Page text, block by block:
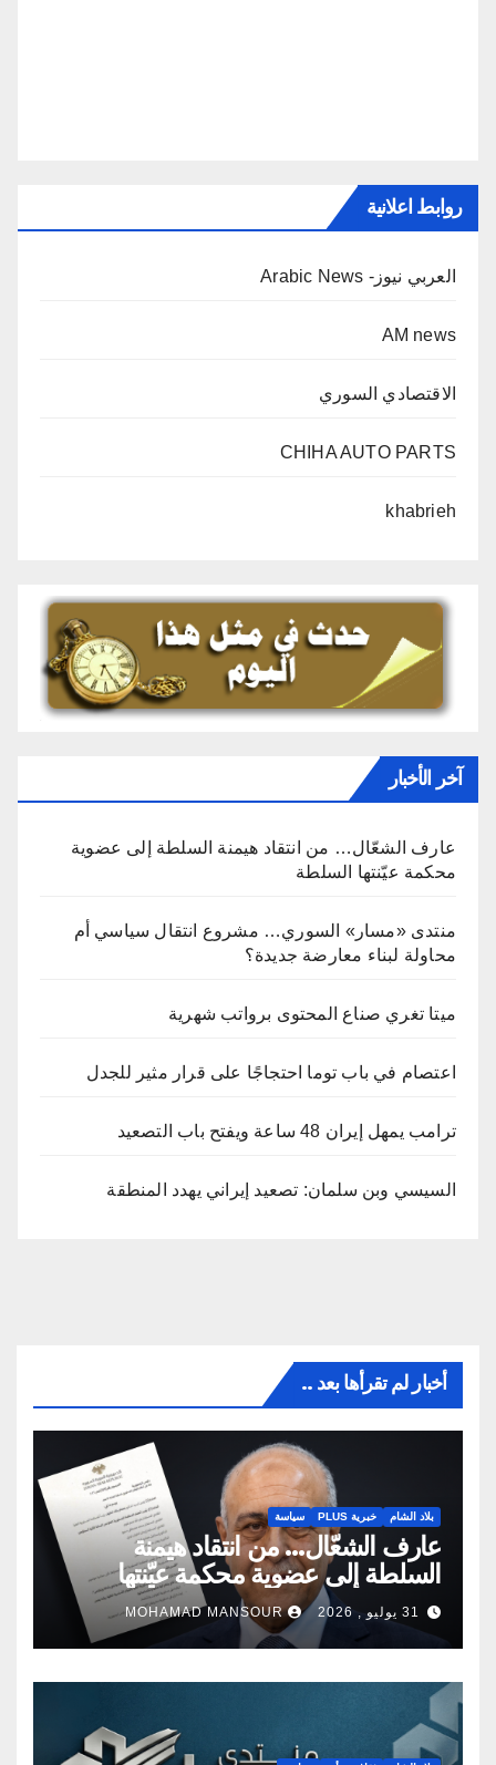
روابط اعلانية
العربي نيوز- Arabic News
AM news
الاقتصادي السوري
CHIHA AUTO PARTS
khabrieh
آخر الأخبار
عارف الشعّال… من انتقاد هيمنة السلطة إلى عضوية
محكمة عيّنتها السلطة
منتدى «مسار» السوري… مشروع انتقال سياسي أم
محاولة لبناء معارضة جديدة؟
ميتا تغري صناع المحتوى برواتب شهرية
اعتصام في باب توما احتجاجًا على قرار مثير للجدل
ترامب يمهل إيران 48 ساعة ويفتح باب التصعيد
السيسي وبن سلمان: تصعيد إيراني يهدد المنطقة
أخبار لم تقرأها بعد ..
بلاد الشام خبرية PLUS سياسة
عارف الشعّال… من انتقاد هيمنة
السلطة إلى عضوية محكمة عيّنتها
السلطة
31 يوليو , 2026 MOHAMAD MANSOUR